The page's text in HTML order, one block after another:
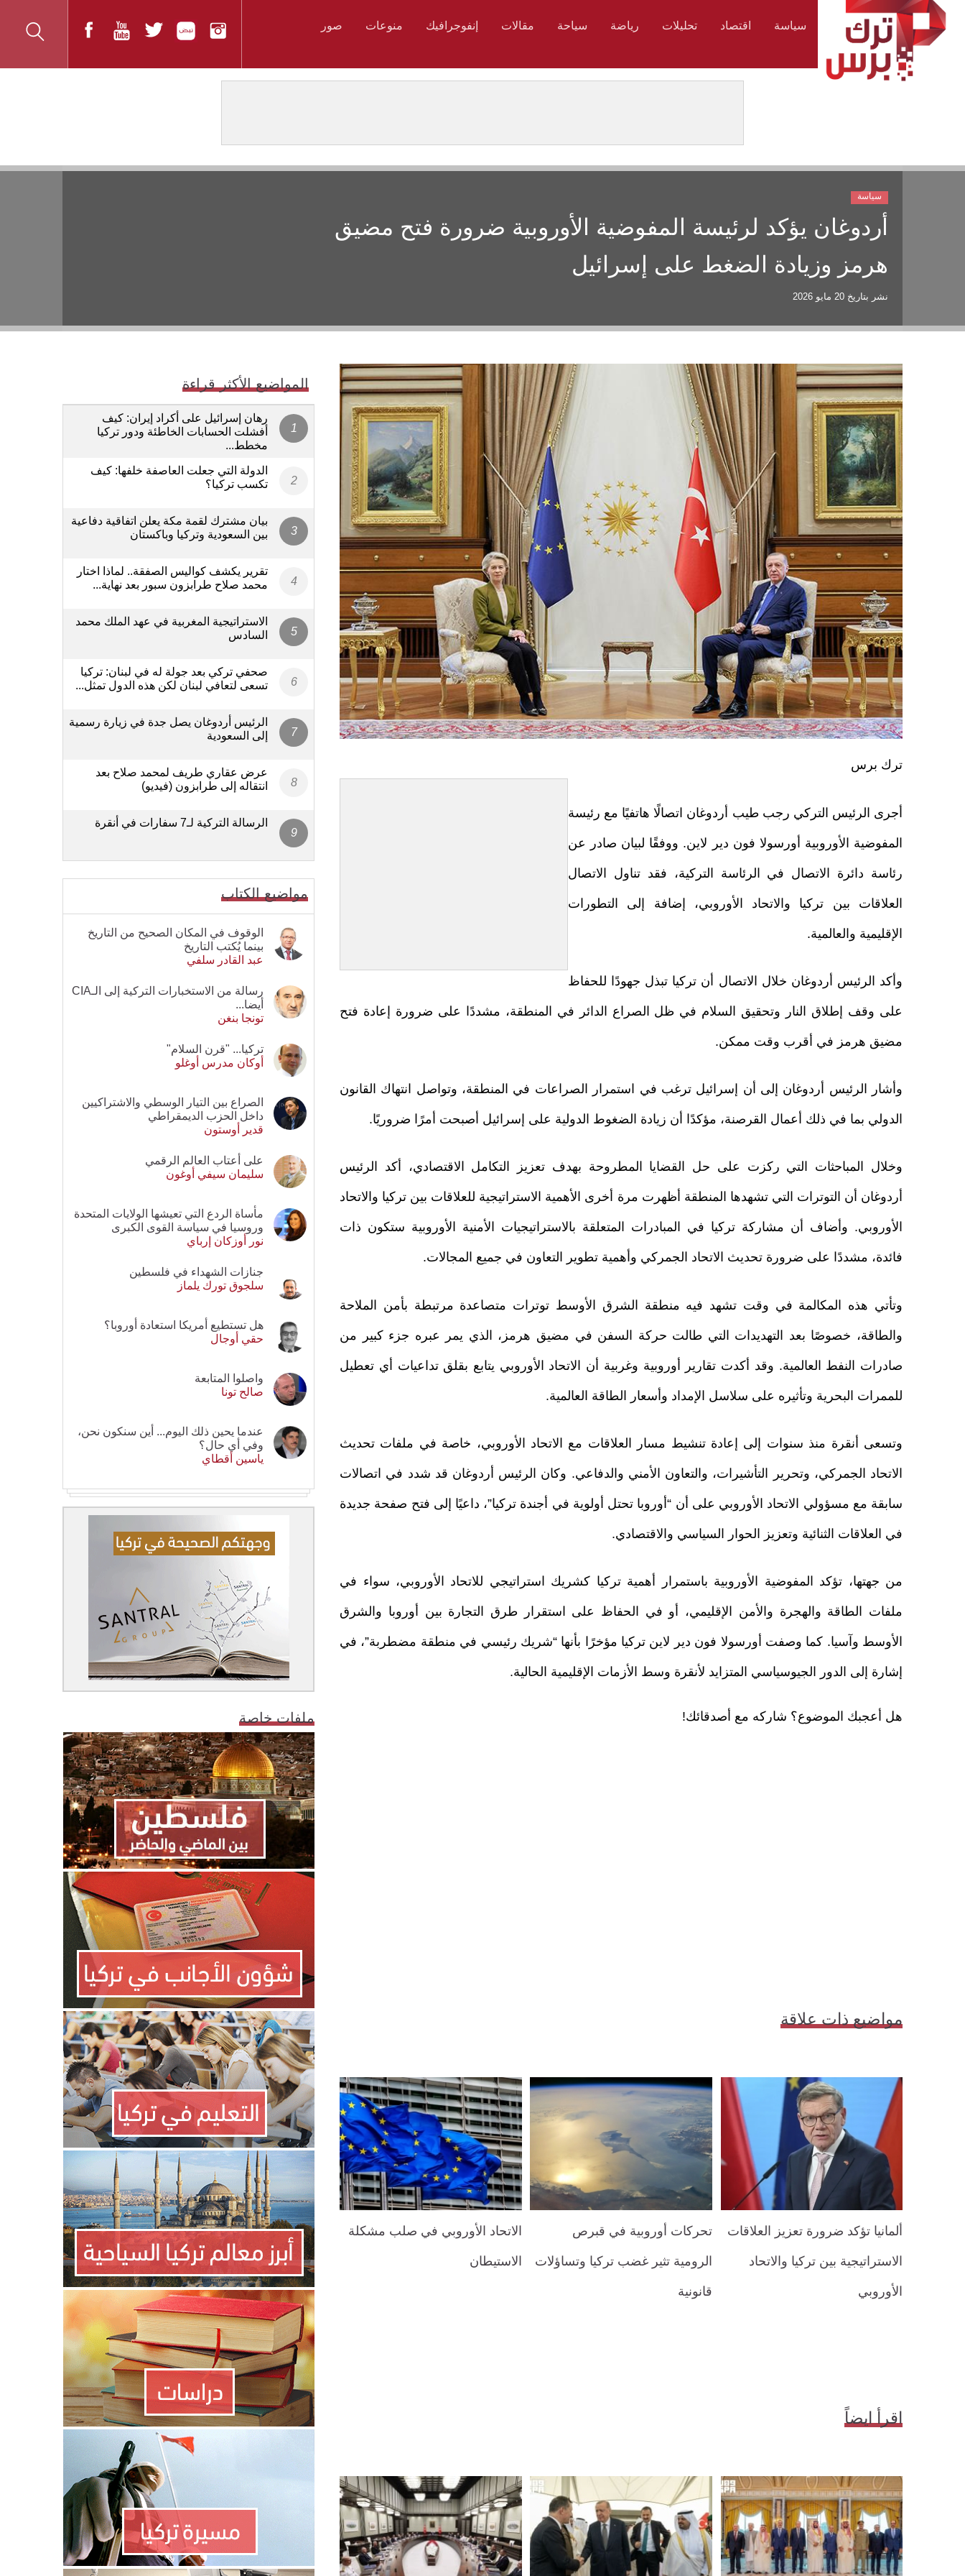
سياسة اقتصاد تحليلات رياضة سياحة مقالات إنفوجرافيك منوعات صور
أردوغان يؤكد لرئيسة المفوضية الأوروبية ضرورة فتح مضيق
هرمز وزيادة الضغط على إسرائيل
نشر بتاريخ 20 مايو 2026
سياسة
ترك برس
أجرى الرئيس التركي رجب طيب أردوغان اتصالًا هاتفيًا مع رئيسة
المفوضية الأوروبية أورسولا فون دير لاين. ووفقًا لبيان صادر عن
رئاسة دائرة الاتصال في الرئاسة التركية، فقد تناول الاتصال
العلاقات بين تركيا والاتحاد الأوروبي، إضافة إلى التطورات
الإقليمية والعالمية.
وأكد الرئيس أردوغان خلال الاتصال أن تركيا تبذل جهودًا للحفاظ
على وقف إطلاق النار وتحقيق السلام في ظل الصراع الدائر في المنطقة، مشددًا على ضرورة إعادة فتح
مضيق هرمز في أقرب وقت ممكن.
وأشار الرئيس أردوغان إلى أن إسرائيل ترغب في استمرار الصراعات في المنطقة، وتواصل انتهاك القانون
الدولي بما في ذلك أعمال القرصنة، مؤكدًا أن زيادة الضغوط الدولية على إسرائيل أصبحت أمرًا ضروريًا.
وخلال المباحثات التي ركزت على حل القضايا المطروحة بهدف تعزيز التكامل الاقتصادي، أكد الرئيس
أردوغان أن التوترات التي تشهدها المنطقة أظهرت مرة أخرى الأهمية الاستراتيجية للعلاقات بين تركيا والاتحاد
الأوروبي. وأضاف أن مشاركة تركيا في المبادرات المتعلقة بالاستراتيجيات الأمنية الأوروبية ستكون ذات
فائدة، مشددًا على ضرورة تحديث الاتحاد الجمركي وأهمية تطوير التعاون في جميع المجالات.
وتأتي هذه المكالمة في وقت تشهد فيه منطقة الشرق الأوسط توترات متصاعدة مرتبطة بأمن الملاحة
والطاقة، خصوصًا بعد التهديدات التي طالت حركة السفن في مضيق هرمز، الذي يمر عبره جزء كبير من
صادرات النفط العالمية. وقد أكدت تقارير أوروبية وغربية أن الاتحاد الأوروبي يتابع بقلق تداعيات أي تعطيل
للممرات البحرية وتأثيره على سلاسل الإمداد وأسعار الطاقة العالمية.
وتسعى أنقرة منذ سنوات إلى إعادة تنشيط مسار العلاقات مع الاتحاد الأوروبي، خاصة في ملفات تحديث
الاتحاد الجمركي، وتحرير التأشيرات، والتعاون الأمني والدفاعي. وكان الرئيس أردوغان قد شدد في اتصالات
سابقة مع مسؤولي الاتحاد الأوروبي على أن “أوروبا تحتل أولوية في أجندة تركيا”، داعيًا إلى فتح صفحة جديدة
في العلاقات الثنائية وتعزيز الحوار السياسي والاقتصادي.
من جهتها، تؤكد المفوضية الأوروبية باستمرار أهمية تركيا كشريك استراتيجي للاتحاد الأوروبي، سواء في
ملفات الطاقة والهجرة والأمن الإقليمي، أو في الحفاظ على استقرار طرق التجارة بين أوروبا والشرق
الأوسط وآسيا. كما وصفت أورسولا فون دير لاين تركيا مؤخرًا بأنها “شريك رئيسي في منطقة مضطربة”، في
إشارة إلى الدور الجيوسياسي المتزايد لأنقرة وسط الأزمات الإقليمية الحالية.
هل أعجبك الموضوع؟ شاركه مع أصدقائك!
مواضيع ذات علاقة
ألمانيا تؤكد ضرورة تعزيز العلاقات
الاستراتيجية ​بين تركيا والاتحاد
الأوروبي
تحركات أوروبية في قبرص
الرومية تثير غضب تركيا وتساؤلات
قانونية
الاتحاد الأوروبي في صلب مشكلة
الاستيطان
اقرأ ايضاً
المواضيع الأكثر قراءة
رهان إسرائيل على أكراد إيران: كيف
أفشلت الحسابات الخاطئة ودور تركيا
مخطط...
الدولة التي جعلت العاصفة خلفها: كيف
تكسب تركيا؟
بيان مشترك لقمة مكة يعلن اتفاقية دفاعية
بين السعودية وتركيا وباكستان
تقرير يكشف كواليس الصفقة.. لماذا اختار
محمد صلاح طرابزون سبور بعد نهاية...
الاستراتيجية المغربية في عهد الملك محمد
السادس
صحفي تركي بعد جولة له في لبنان: تركيا
تسعى لتعافي لبنان لكن هذه الدول تمثل...
الرئيس أردوغان يصل جدة في زيارة رسمية
إلى السعودية
عرض عقاري طريف لمحمد صلاح بعد
انتقاله إلى طرابزون (فيديو)
الرسالة التركية لـ7 سفارات في أنقرة
مواضيع الكتاب
الوقوف في المكان الصحيح من التاريخ
بينما يُكتب التاريخ
عبد القادر سلفي
رسالة من الاستخبارات التركية إلى الـCIA
أيضا...
تونجا بنغن
تركيا... "قرن السلام"
أوكان مدرس أوغلو
الصراع بين التيار الوسطي والاشتراكيين
داخل الحزب الديمقراطي
قدير أوستون
على أعتاب العالم الرقمي
سليمان سيفي أوغون
مأساة الردع التي تعيشها الولايات المتحدة
وروسيا في سياسة القوى الكبرى
نور أوزكان إرباي
جنازات الشهداء في فلسطين
سلجوق تورك يلماز
هل تستطيع أمريكا استعادة أوروبا؟
حقي أوجال
واصلوا المتابعة
صالح تونا
عندما يحين ذلك اليوم... أين سنكون نحن،
وفي أي حال؟
ياسين أقطاي
ملفات خاصة